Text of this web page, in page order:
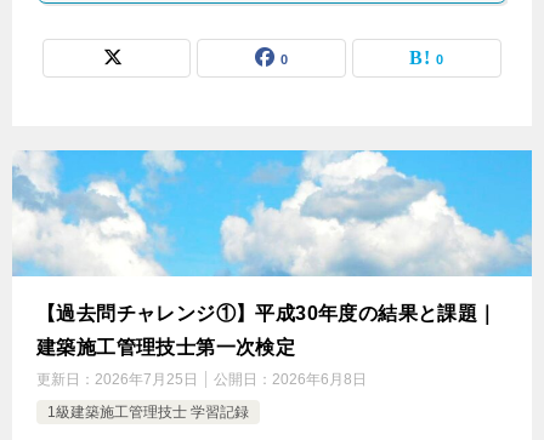
0 0
【過去問チャレンジ①】平成30年度の結果と課題｜
建築施工管理技士第一次検定
更新日： 2026年7月25日 公開日： 2026年6月8日
1級建築施工管理技士 学習記録